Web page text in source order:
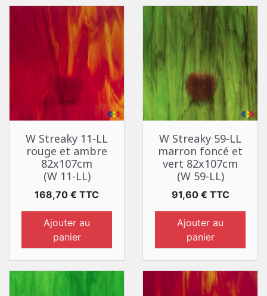
W Streaky 11-LL
rouge et ambre
82x107cm
(W 11-LL)
Prix
168,70 € TTC
Ajouter au
panier
W Streaky 59-LL
marron foncé et
vert 82x107cm
(W 59-LL)
Prix
91,60 € TTC
Ajouter au
panier